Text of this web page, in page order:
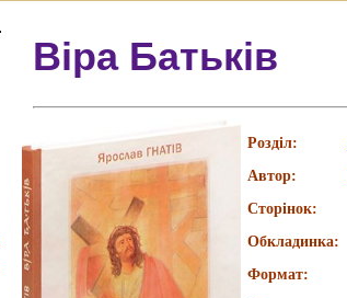
Віра Батьків
Розділ:
Автор:
Сторінок:
Обкладинка:
Формат: